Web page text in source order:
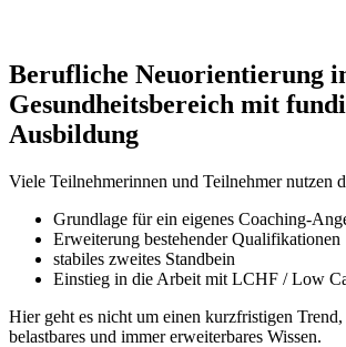
Berufliche Neuorientierung
Gesundheitsbereich mit
Ausbildung
Viele Teilnehmerinnen und Teilnehmer nutzen
Grundlage für ein eigenes Coaching-
Erweiterung bestehender Qualifikationen
stabiles zweites Standbein
Einstieg in die Arbeit mit LCHF / Low
Hier geht es nicht um einen kurzfristigen
belastbares und immer erweiterbares Wissen.